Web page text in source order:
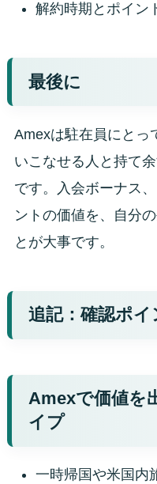
解約時期とポイン
最後に
Amexは駐在員にとっ
いこなせる人と持て
です。入会ボーナス
ントの価値を、自分
とが大事です。
追記：確認ポイ
Amexで価値を
イプ
一時帰国や米国内